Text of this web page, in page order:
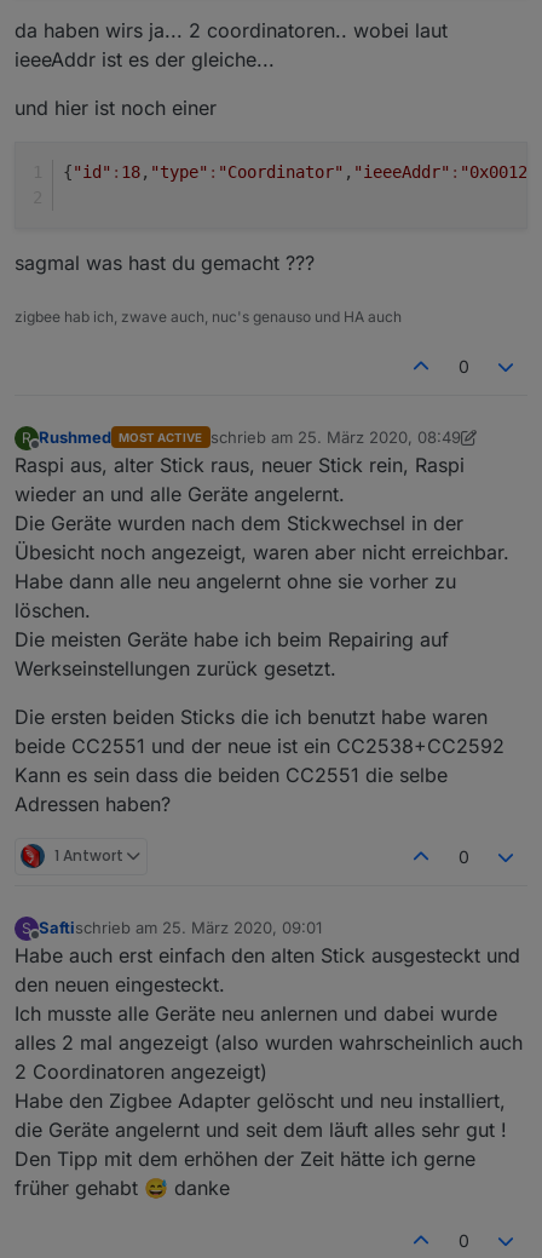
da haben wirs ja... 2 coordinatoren.. wobei laut
ieeeAddr ist es der gleiche...
und hier ist noch einer
{"id" : 18, "type" : "Coordinator" , "ieeeAddr" :
sagmal was hast du gemacht ???
zigbee hab ich, zwave auch, nuc's genauso und HA auch
0
R
Offline
Rushmed MOST ACTIVE schrieb am 25. März 2020, 08:49
zuletzt editiert von Rushmed
Raspi aus, alter Stick raus, neuer Stick rein, Raspi
wieder an und alle Geräte angelernt.
Die Geräte wurden nach dem Stickwechsel in der
Übesicht noch angezeigt, waren aber nicht erreichbar.
Habe dann alle neu angelernt ohne sie vorher zu
löschen.
Die meisten Geräte habe ich beim Repairing auf
Werkseinstellungen zurück gesetzt.
Die ersten beiden Sticks die ich benutzt habe waren
beide CC2551 und der neue ist ein CC2538+CC2592
Kann es sein dass die beiden CC2551 die selbe
Adressen haben?
1 Antwort 0
S
Offline
Saftischrieb am 25. März 2020, 09:01
zuletzt editiert von
Habe auch erst einfach den alten Stick ausgesteckt und
den neuen eingesteckt.
Ich musste alle Geräte neu anlernen und dabei wurde
alles 2 mal angezeigt (also wurden wahrscheinlich auch
2 Coordinatoren angezeigt)
Habe den Zigbee Adapter gelöscht und neu installiert,
die Geräte angelernt und seit dem läuft alles sehr gut !
Den Tipp mit dem erhöhen der Zeit hätte ich gerne
früher gehabt 😅 danke
0